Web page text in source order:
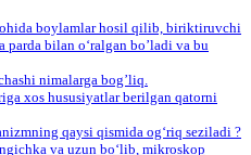
boylamlar hosil qilib, biriktiruvchi
parda bilan o‘ralgan bo’ladi va bu
nimalarga bog’liq.
xos hususiyatlar berilgan qatorni
qaysi qismida og‘riq seziladi ?
va uzun bo‘lib, mikroskop